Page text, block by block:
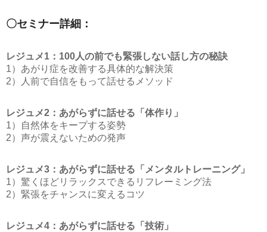
〇セミナー詳細：
レジュメ1：100人の前でも緊張しない話し方の秘訣
1）あがり症を改善する具体的な解決策
2）人前で自信をもって話せるメソッド
レジュメ2：あがらずに話せる「体作り」
1）自然体をキープする姿勢
2）声が震えないための発声
レジュメ3：あがらずに話せる「メンタルトレーニング」
1）驚くほどリラックスできるリフレーミング法
2）緊張をチャンスに変えるコツ
レジュメ4：あがらずに話せる「技術」